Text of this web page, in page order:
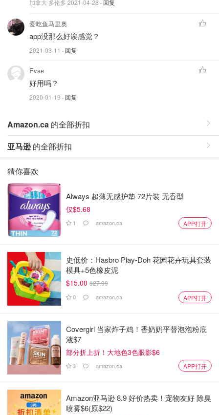
加拿大 多伦多 2021-04-28 · 回复
爱吃鱼马里奥
app没那么好诶感觉？
2021-03-11 · 回复
Evae
好用吗？
2020-01-19 · 回复
Amazon.ca 的全部折扣
亚马逊的全部折扣
猜你喜欢
Always 超薄无感护垫 72片装 无香型
仅$5.68
1 amazon.ca APP打开
史低价：Hasbro Play-Doh 花园花卉玩具套装
模具+5色橡皮泥
$15.00 $27.99
0 amazon.ca APP打开
Covergirl 当家炸子鸡！香奶奶平替泡泡粉底
液$7
部分折上折！大地色3色眼影$6
3 amazon.ca APP打开
Amazon亚马逊 8.9 好价热卖！宠物友好 除臭
喷雾$6(原$22)